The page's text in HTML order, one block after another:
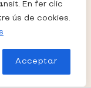
En fer clic
ús de cookies.
Acceptar